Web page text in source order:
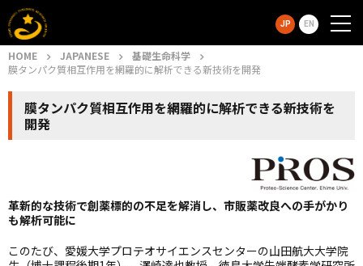
JP EN
HOME JAPANESE
基礎生命科学
膜タンパク質相互作用を網羅的に解析できる新技術を開発
膜タンパク質相互作用を網羅的に解析できる新技術を
開発
革新的な技術で創薬標的の不足を解消し、市販薬改良への手がかり
も解析可能に
このたび、愛媛大学プロテオサイエンスセンターの山田航大大学院